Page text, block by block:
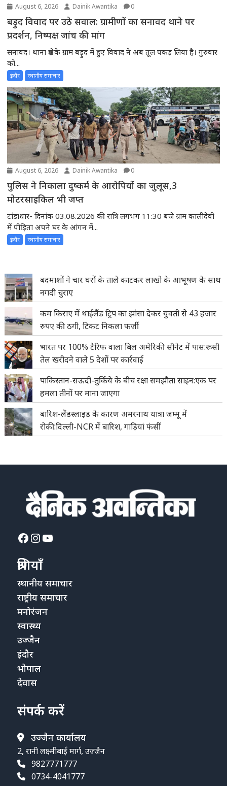
August 6, 2026 Dainik Awantika 0
बड़ुद विवाद पर उठे सवाल: ग्रामीणों का सनावद थाने पर
प्रदर्शन, निष्पक्ष जांच की मांग
सनावद। थाना क्षेत्र के ग्राम बड़ुद में हुए विवाद ने अब तूल पकड़ लिया है। गुरुवार
को...
इंदौर स्थानीय समाचार
August 6, 2026 Dainik Awantika 0
पुलिस ने निकाला दुष्कर्म के आरोपियों का जुलूस,3
मोटरसाइकिल भी जप्त
टांडाधार- दिनांक 03.08.2026 की रात्रि लगभग 11:30 बजे ग्राम कालीदेवी
में पीड़िता अपने घर के आंगन में...
इंदौर स्थानीय समाचार
बदमाशों ने चार घरों के ताले काटकर लाखो के आभूषण के साथ
नगदी चुराए
कम किराए में थाईलैंड ट्रिप का झांसा देकर युवती से 43 हजार
रुपए की ठगी, टिकट निकला फर्जी
भारत पर 100% टैरिफ वाला बिल अमेरिकी सीनेट में पास:रूसी
तेल खरीदने वाले 5 देशों पर कार्रवाई
पाकिस्तान-सऊदी-तुर्किये के बीच रक्षा समझौता साइन:एक पर
हमला तीनों पर माना जाएगा
बारिश-लैंडस्लाइड के कारण अमरनाथ यात्रा जम्मू में
रोकी:दिल्ली-NCR में बारिश, गाड़ियां फंसीं
Facebook
Instagram
YouTube
श्रेणियाँ
स्थानीय समाचार
राष्ट्रीय समाचार
मनोरंजन
स्वास्थ्य
उज्जैन
इंदौर
भोपाल
देवास
संपर्क करें
उज्जैन कार्यालय
2, रानी लक्ष्मीबाई मार्ग, उज्जैन
9827771777
0734-4041777